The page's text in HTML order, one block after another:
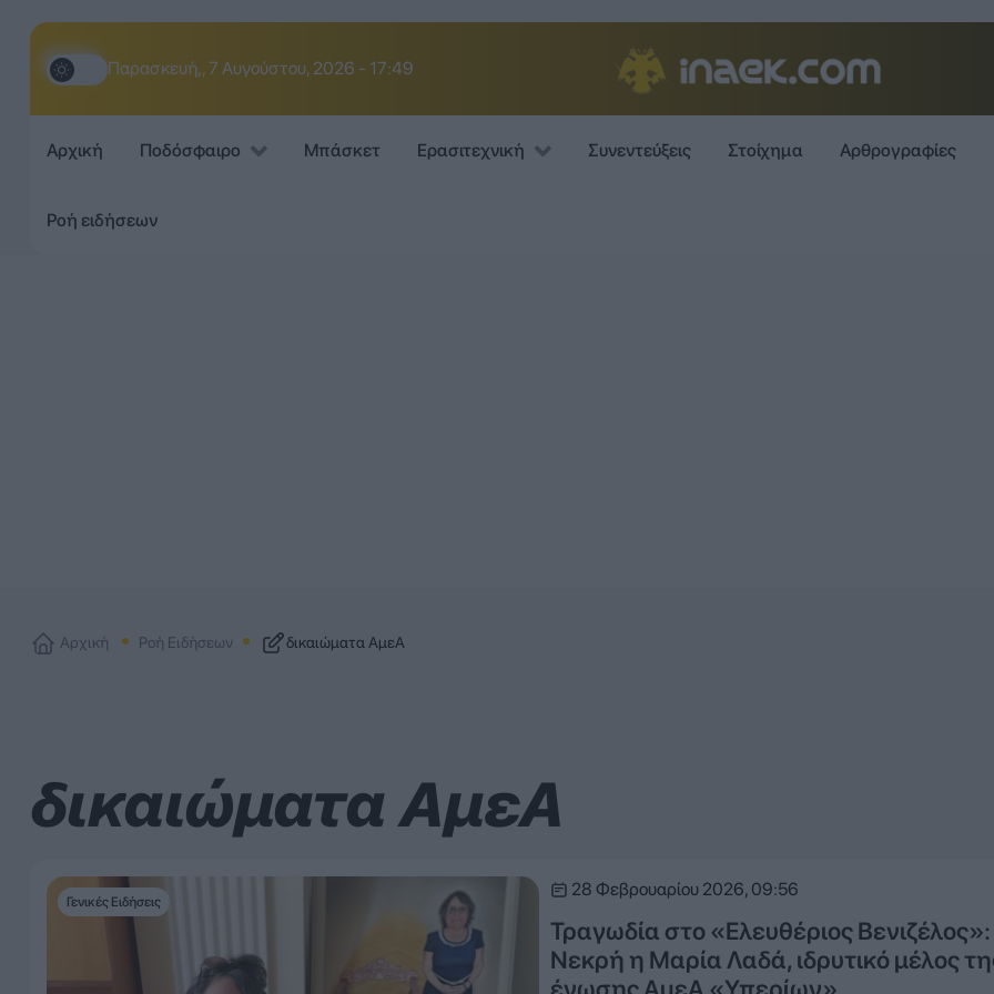
Παρασκευή,, 7 Αυγούστου, 2026 - 17:49
Αρχική Ποδόσφαιρο Μπάσκετ Ερασιτεχνική Συνεντεύξεις Στοίχημα Αρθρογραφίες
Ροή ειδήσεων
Αρχική Ροή Ειδήσεων δικαιώματα ΑμεΑ
δικαιώματα ΑμεΑ
Γενικές Ειδήσεις
28 Φεβρουαρίου 2026, 09:56
Τραγωδία στο «Ελευθέριος Βενιζέλος»:
Νεκρή η Μαρία Λαδά, ιδρυτικό μέλος